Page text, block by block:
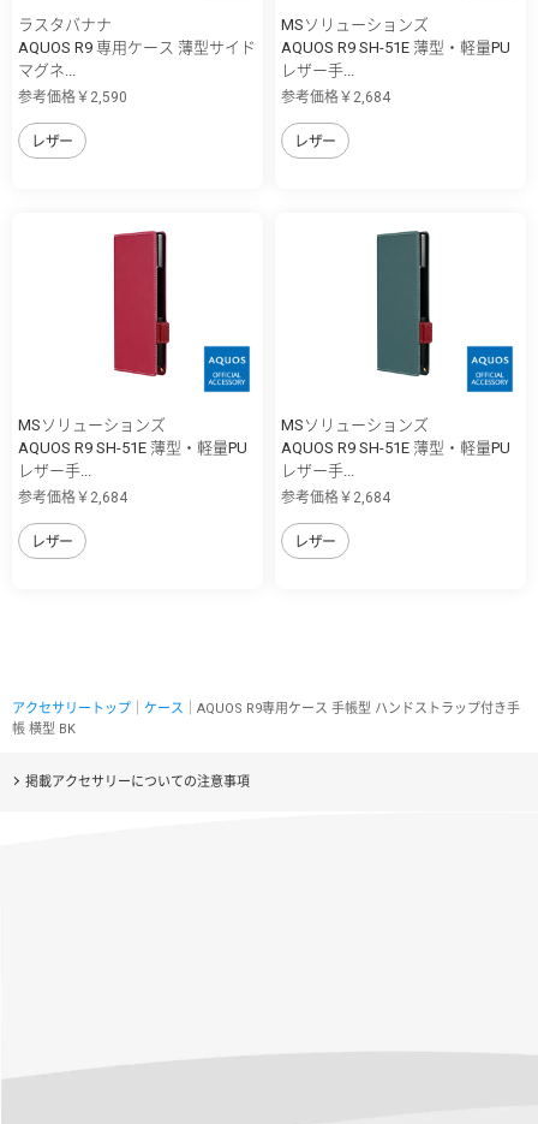
ラスタバナナ
AQUOS R9 専用ケース 薄型サイド
マグネ...
参考価格￥2,590
レザー
MSソリューションズ
AQUOS R9 SH-51E 薄型・軽量PU
レザー手...
参考価格￥2,684
レザー
MSソリューションズ
AQUOS R9 SH-51E 薄型・軽量PU
レザー手...
参考価格￥2,684
レザー
MSソリューションズ
AQUOS R9 SH-51E 薄型・軽量PU
レザー手...
参考価格￥2,684
レザー
アクセサリートップ ケース ｜AQUOS R9専用ケース 手帳型 ハンドストラップ付き手
帳 横型 BK
掲載アクセサリーについての注意事項